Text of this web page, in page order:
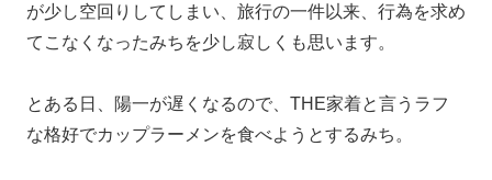
が少し空回りしてしまい、旅行の一件以来、行為を求め
てこなくなったみちを少し寂しくも思います。
とある日、陽一が遅くなるので、THE家着と言うラフ
な格好でカップラーメンを食べようとするみち。